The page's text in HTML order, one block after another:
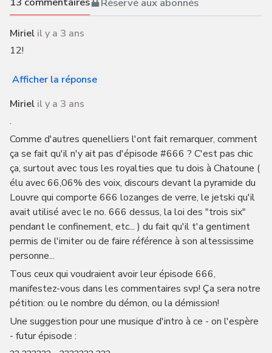
Miriel il y a 3 ans
12!
Afficher la réponse
Miriel il y a 3 ans
.
Comme d'autres quenelliers l'ont fait remarquer, comment
ça se fait qu'il n'y ait pas d'épisode #666 ? C'est pas chic
ça, surtout avec tous les royalties que tu dois à Chatoune (
élu avec 66,06% des voix, discours devant la pyramide du
Louvre qui comporte 666 lozanges de verre, le jetski qu'il
avait utilisé avec le no. 666 dessus, la loi des "trois six"
pendant le confinement, etc... ) du fait qu'il t'a gentiment
permis de l'imiter ou de faire référence à son altessissime
personne...
Tous ceux qui voudraient avoir leur épisode 666,
manifestez-vous dans les commentaires svp! Ça sera notre
pétition: ou le nombre du démon, ou la démission!
Une suggestion pour une musique d'intro à ce - on l'espère
- futur épisode :